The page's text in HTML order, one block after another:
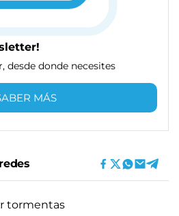
desde donde necesites
MÁS
tormentas